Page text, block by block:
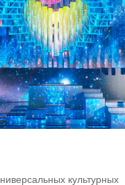
культурных